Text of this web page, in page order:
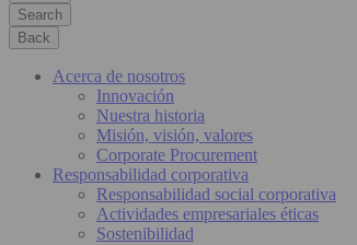
Search
Back
Acerca de nosotros
Innovación
Nuestra historia
Misión, visión, valores
Corporate Procurement
Responsabilidad corporativa
Responsabilidad social corporativa
Actividades empresariales éticas
Sostenibilidad